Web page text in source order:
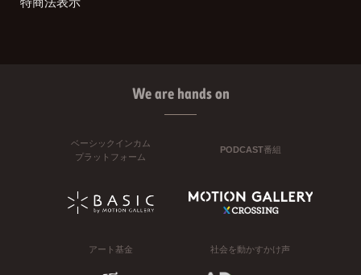
We are hands on
ベーシックインカム
プラットフォーム
PODCAST番組
アート基金 社会を動かすかけ声